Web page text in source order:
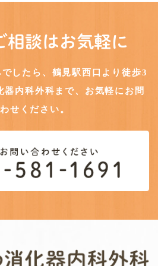
相談はお気軽に
したら、鶴見駅西口より徒歩3
器内科外科まで、お気軽にお問
せください。